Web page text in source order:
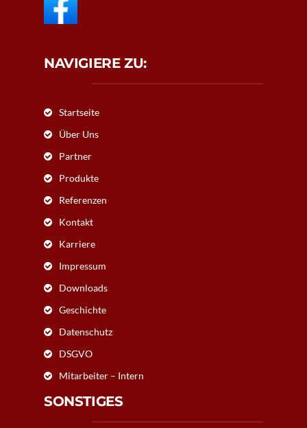
NAVIGIERE ZU:
Startseite
Über Uns
Partner
Produkte
Referenzen
Kontakt
Karriere
Impressum
Downloads
Geschichte
Datenschutz
DSGVO
Mitarbeiter – Intern
SONSTIGES